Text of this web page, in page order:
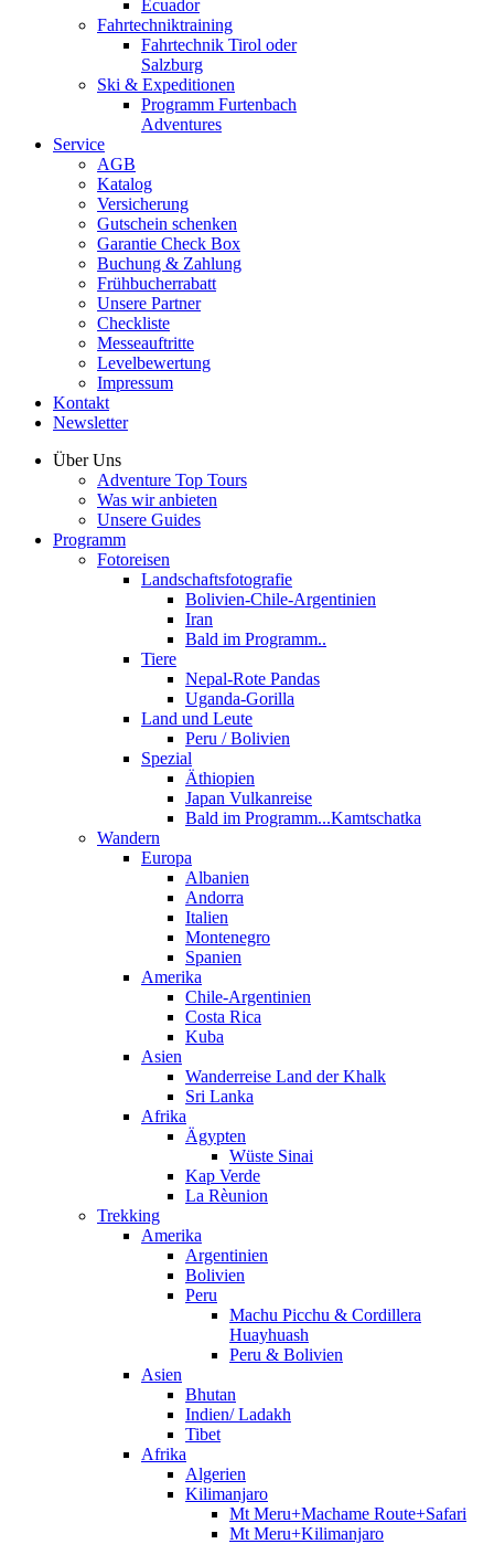
Ecuador
Fahrtechniktraining
Fahrtechnik Tirol oder
Salzburg
Ski & Expeditionen
Programm Furtenbach
Adventures
Service
AGB
Katalog
Versicherung
Gutschein schenken
Garantie Check Box
Buchung & Zahlung
Frühbucherrabatt
Unsere Partner
Checkliste
Messeauftritte
Levelbewertung
Impressum
Kontakt
Newsletter
Über Uns
Adventure Top Tours
Was wir anbieten
Unsere Guides
Programm
Fotoreisen
Landschaftsfotografie
Bolivien-Chile-Argentinien
Iran
Bald im Programm..
Tiere
Nepal-Rote Pandas
Uganda-Gorilla
Land und Leute
Peru / Bolivien
Spezial
Äthiopien
Japan Vulkanreise
Bald im Programm...Kamtschatka
Wandern
Europa
Albanien
Andorra
Italien
Montenegro
Spanien
Amerika
Chile-Argentinien
Costa Rica
Kuba
Asien
Wanderreise Land der Khalk
Sri Lanka
Afrika
Ägypten
Wüste Sinai
Kap Verde
La Rèunion
Trekking
Amerika
Argentinien
Bolivien
Peru
Machu Picchu & Cordillera
Huayhuash
Peru & Bolivien
Asien
Bhutan
Indien/ Ladakh
Tibet
Afrika
Algerien
Kilimanjaro
Mt Meru+Machame Route+Safari
Mt Meru+Kilimanjaro